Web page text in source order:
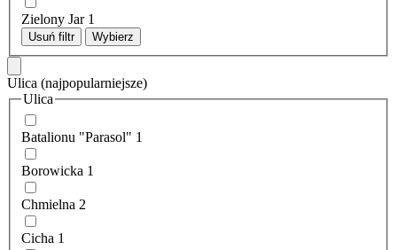
Zielony Jar 1
Usuń filtr Wybierz
Ulica (najpopularniejsze)
Ulica
Batalionu "Parasol" 1
Borowicka 1
Chmielna 2
Cicha 1